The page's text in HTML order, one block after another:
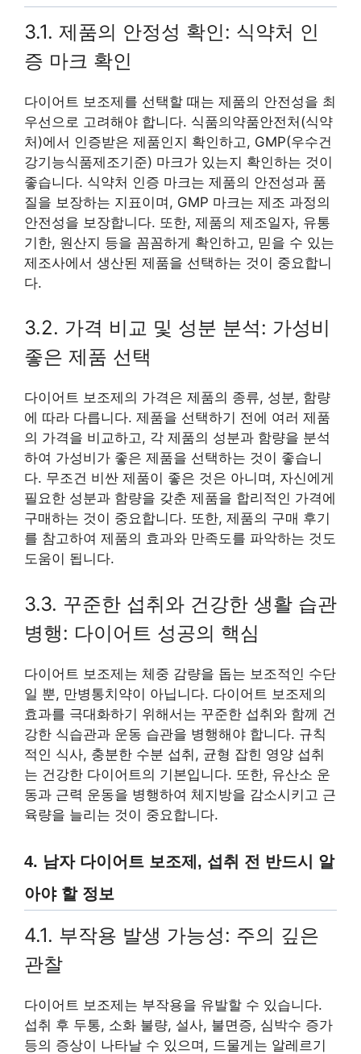
3.1. 제품의 안정성 확인: 식약처 인
증 마크 확인
다이어트 보조제를 선택할 때는 제품의 안전성을 최
우선으로 고려해야 합니다. 식품의약품안전처(식약
처)에서 인증받은 제품인지 확인하고, GMP(우수건
강기능식품제조기준) 마크가 있는지 확인하는 것이
좋습니다. 식약처 인증 마크는 제품의 안전성과 품
질을 보장하는 지표이며, GMP 마크는 제조 과정의
안전성을 보장합니다. 또한, 제품의 제조일자, 유통
기한, 원산지 등을 꼼꼼하게 확인하고, 믿을 수 있는
제조사에서 생산된 제품을 선택하는 것이 중요합니
다.
3.2. 가격 비교 및 성분 분석: 가성비
좋은 제품 선택
다이어트 보조제의 가격은 제품의 종류, 성분, 함량
에 따라 다릅니다. 제품을 선택하기 전에 여러 제품
의 가격을 비교하고, 각 제품의 성분과 함량을 분석
하여 가성비가 좋은 제품을 선택하는 것이 좋습니
다. 무조건 비싼 제품이 좋은 것은 아니며, 자신에게
필요한 성분과 함량을 갖춘 제품을 합리적인 가격에
구매하는 것이 중요합니다. 또한, 제품의 구매 후기
를 참고하여 제품의 효과와 만족도를 파악하는 것도
도움이 됩니다.
3.3. 꾸준한 섭취와 건강한 생활 습관
병행: 다이어트 성공의 핵심
다이어트 보조제는 체중 감량을 돕는 보조적인 수단
일 뿐, 만병통치약이 아닙니다. 다이어트 보조제의
효과를 극대화하기 위해서는 꾸준한 섭취와 함께 건
강한 식습관과 운동 습관을 병행해야 합니다. 규칙
적인 식사, 충분한 수분 섭취, 균형 잡힌 영양 섭취
는 건강한 다이어트의 기본입니다. 또한, 유산소 운
동과 근력 운동을 병행하여 체지방을 감소시키고 근
육량을 늘리는 것이 중요합니다.
4. 남자 다이어트 보조제, 섭취 전 반드시 알
아야 할 정보
4.1. 부작용 발생 가능성: 주의 깊은
관찰
다이어트 보조제는 부작용을 유발할 수 있습니다.
섭취 후 두통, 소화 불량, 설사, 불면증, 심박수 증가
등의 증상이 나타날 수 있으며, 드물게는 알레르기